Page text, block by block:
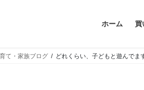
ホーム 買
て・家族ブログ どれくらい、子どもと遊んで